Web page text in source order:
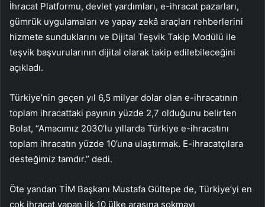
İhracat Platformu, devlet yardımları, e-ihracat pazarları,
gümrük uygulamaları ve yapay zekâ araçları rehberlerini
hizmete sunduklarını ve Dijital Teşvik Takip Modülü ile
teşvik başvurularının dijital olarak takip edilebileceğini
açıkladı.
Türkiye’nin geçen yıl 6,5 milyar dolar olan e-ihracatının
toplam ihracattaki payının yüzde 2,7 olduğunu belirten
Bolat, “Amacımız 2030’lu yıllarda Türkiye e-ihracatını
toplam ihracatın yüzde 10’una ulaştırmak. E-ihracatçılara
desteğimiz tamdır.” dedi.
Öte yandan TİM Başkanı Mustafa Gültepe de, Türkiye’yi en
çok ihracat yapan ilk 10 ülke arasına sokmayı